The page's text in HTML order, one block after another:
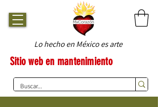
Lo hecho en México es arte
Sitio web en mantenimiento